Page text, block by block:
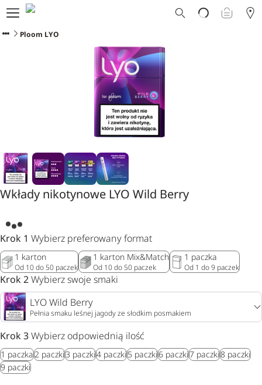
Dlaczego Ploom?
SklepPloom LYO
Wkłady nikotynowe LYO Wild Berry
Krok 1 Wybierz preferowany format
1 karton
Od 10 do 50 paczek
1 karton Mix&Match
Od 10 do 50 paczek
1 paczka
Od 1 do 9 paczek
Krok 2Wybierz swoje smaki
LYO Wild Berry​
Pełnia smaku leśnej jagody ze słodkim posmakiem
Krok 3Wybierz odpowiednią ilość
1 paczka2 paczki3 paczki4 paczki5 paczki6 paczki7 paczki8 paczki
9 paczki